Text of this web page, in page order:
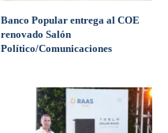
Banco Popular entrega al COE
renovado Salón
Político/Comunicaciones